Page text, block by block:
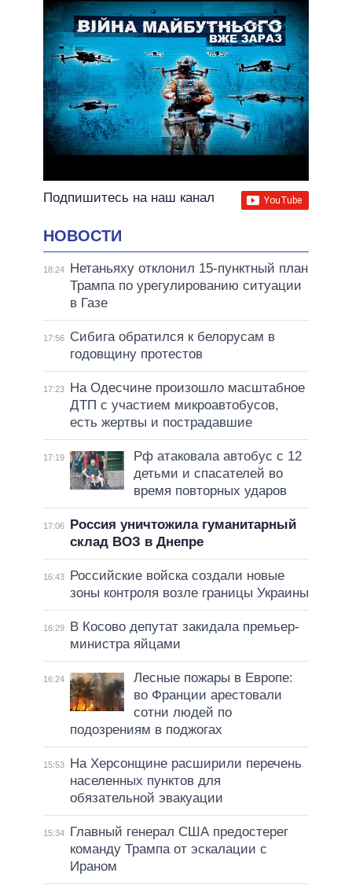
Подпишитесь на наш канал
НОВОСТИ
18:24
Нетаньяху отклонил 15-пунктный план
Трампа по урегулированию ситуации
в Газе
17:56
Сибига обратился к белорусам в
годовщину протестов
17:23
На Одесчине произошло масштабное
ДТП с участием микроавтобусов,
есть жертвы и пострадавшие
17:19
Рф атаковала автобус с 12
детьми и спасателей во
время повторных ударов
17:06
Россия уничтожила гуманитарный
склад ВОЗ в Днепре
16:43
Российские войска создали новые
зоны контроля возле границы Украины
16:29
В Косово депутат закидала премьер-
министра яйцами
16:24
Лесные пожары в Европе:
во Франции арестовали
сотни людей по
подозрениям в поджогах
15:53
На Херсонщине расширили перечень
населенных пунктов для
обязательной эвакуации
15:34
Главный генерал США предостерег
команду Трампа от эскалации с
Ираном